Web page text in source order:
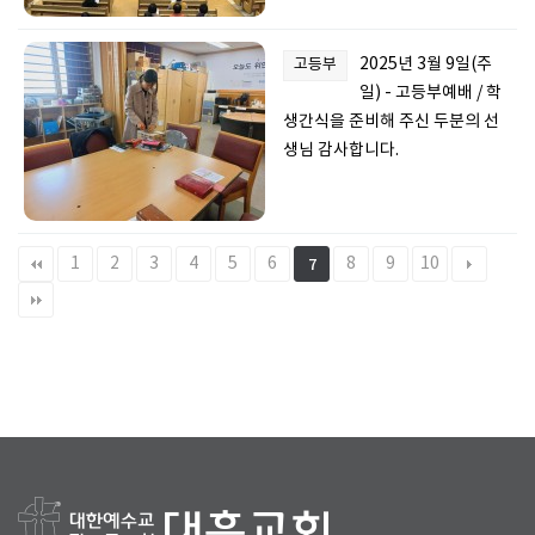
고등부
2025년 3월 9일(주
일) - 고등부예배 / 학
생간식을 준비해 주신 두분의 선
생님 감사합니다.
1 2 3 4 5 6 7 8 9 10